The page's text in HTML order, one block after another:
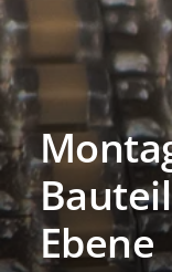
Ebene